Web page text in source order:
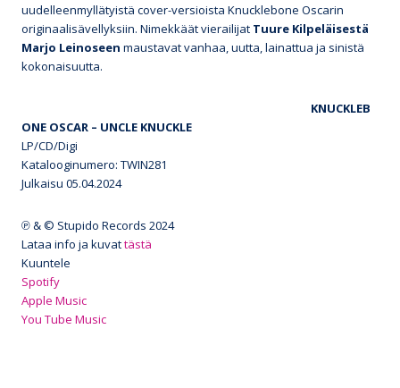
uudelleenmyllätyistä cover-versioista Knucklebone Oscarin
originaalisävellyksiin. Nimekkäät vierailijat Tuure Kilpeläisestä
Marjo Leinoseen maustavat vanhaa, uutta, lainattua ja sinistä
kokonaisuutta.
KNUCKLEB
ONE OSCAR – UNCLE KNUCKLE
LP/CD/Digi
Katalooginumero: TWIN281
Julkaisu 05.04.2024
℗ & © Stupido Records 2024
Lataa info ja kuvattästä
Kuuntele
Spotify
Apple Music
You Tube Music